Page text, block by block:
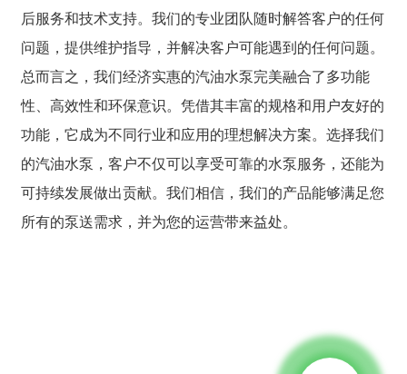
后服务和技术支持。我们的专业团队随时解答客户的任何
问题，提供维护指导，并解决客户可能遇到的任何问题。
总而言之，我们经济实惠的汽油水泵完美融合了多功能
性、高效性和环保意识。凭借其丰富的规格和用户友好的
功能，它成为不同行业和应用的理想解决方案。选择我们
的汽油水泵，客户不仅可以享受可靠的水泵服务，还能为
可持续发展做出贡献。我们相信，我们的产品能够满足您
所有的泵送需求，并为您的运营带来益处。
如需了解我们的产品或价格表，请留下您的电子邮件，我们将在 24 小